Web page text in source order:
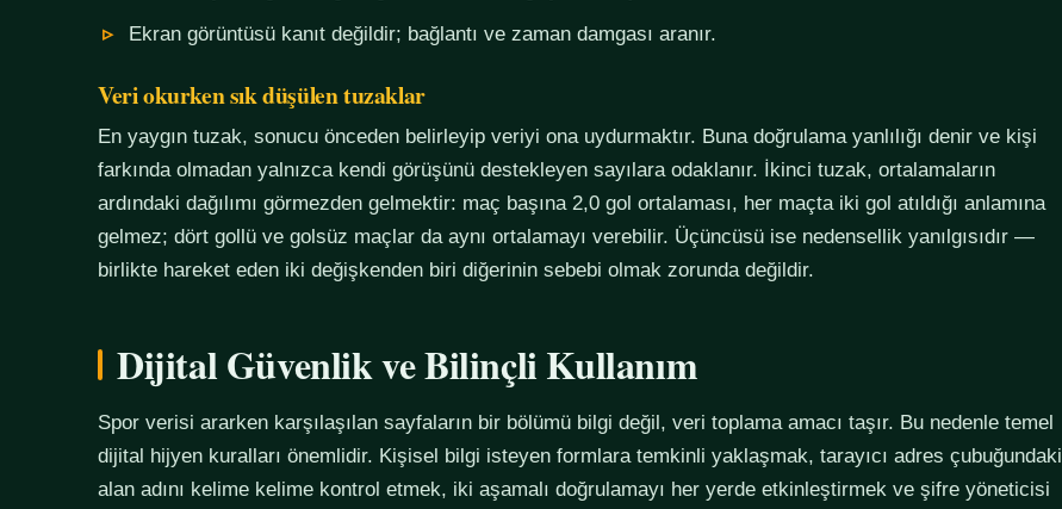
Ekran görüntüsü kanıt değildir; bağlantı ve zaman damgası aranır.
Veri okurken sık düşülen tuzaklar
En yaygın tuzak, sonucu önceden belirleyip veriyi ona uydurmaktır. Buna doğrulama yanlılığı denir ve kişi
farkında olmadan yalnızca kendi görüşünü destekleyen sayılara odaklanır. İkinci tuzak, ortalamaların
ardındaki dağılımı görmezden gelmektir: maç başına 2,0 gol ortalaması, her maçta iki gol atıldığı anlamına
gelmez; dört gollü ve golsüz maçlar da aynı ortalamayı verebilir. Üçüncüsü ise nedensellik yanılgısıdır —
birlikte hareket eden iki değişkenden biri diğerinin sebebi olmak zorunda değildir.
Dijital Güvenlik ve Bilinçli Kullanım
Spor verisi ararken karşılaşılan sayfaların bir bölümü bilgi değil, veri toplama amacı taşır. Bu nedenle temel
dijital hijyen kuralları önemlidir. Kişisel bilgi isteyen formlara temkinli yaklaşmak, tarayıcı adres çubuğundaki
alan adını kelime kelime kontrol etmek, iki aşamalı doğrulamayı her yerde etkinleştirmek ve şifre yöneticisi